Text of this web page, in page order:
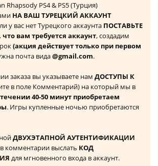
Rhapsody PS4 & PS5 (Турция)
НА ВАШ ТУРЕЦКИЙ АККАУНТ
у вас нет Турецкого аккаунта ПОСТАВЬТЕ
вам требуется аккаунт, создадим
(акция действует только при первом
почта вида@gmail.com.
заказа вы указываете нам ДОСТУПЫ К
в поле Комментарий) на который мы в
40-50 минут приобретаем
. Игры купленные ночью приобретаются
ДВУХЭТАПНОЙ АУТЕНТИФИКАЦИИ
комментарии выслать КОД
для мгновенного входа в аккаунт.